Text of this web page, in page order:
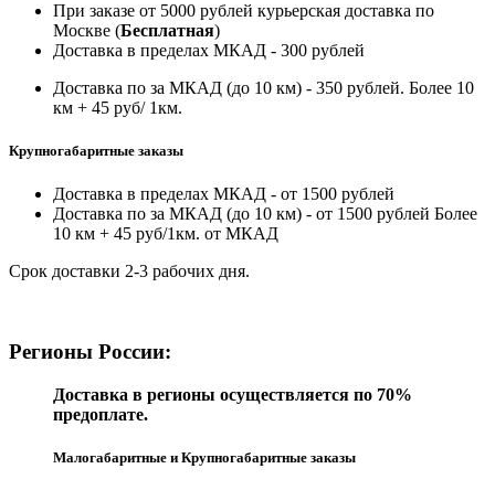
При заказе от 5000 рублей курьерская доставка по
Москве (Бесплатная)
Доставка в пределах МКАД - 300 рублей
Доставка по за МКАД (до 10 км) - 350 рублей. Более 10
км + 45 руб/ 1км.
Крупногабаритные заказы
Доставка в пределах МКАД - от 1500 рублей
Доставка по за МКАД (до 10 км) - от 1500 рублей Более
10 км + 45 руб/1км. от МКАД
Срок доставки 2-3 рабочих дня.
Регионы России:
Доставка в регионы осуществляется по 70%
предоплате.
Малогабаритные и Крупногабаритные заказы